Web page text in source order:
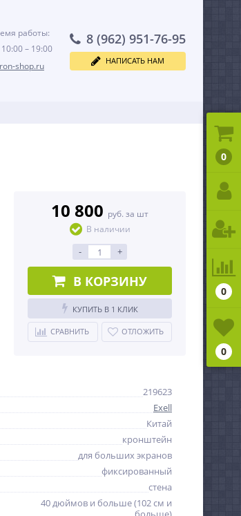
работы:
– 19:00
shop.ru
8 (962) 951-76-95
НАПИСАТЬ НАМ
10 800 руб. за шт
В наличии
- +
В КОРЗИНУ
КУПИТЬ В 1 КЛИК
СРАВНИТЬ ОТЛОЖИТЬ
219623
Exell
Китай
кронштейн
для больших экранов
фиксированный
стена
40 дюймов и больше (102 см и
0
0
0